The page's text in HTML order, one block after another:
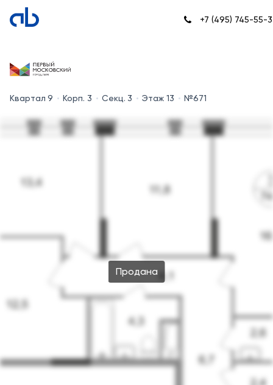
+7 (495) 745-55-
Квартал 9 Корп. 3 Секц. 3 Этаж 13 №671
Продана